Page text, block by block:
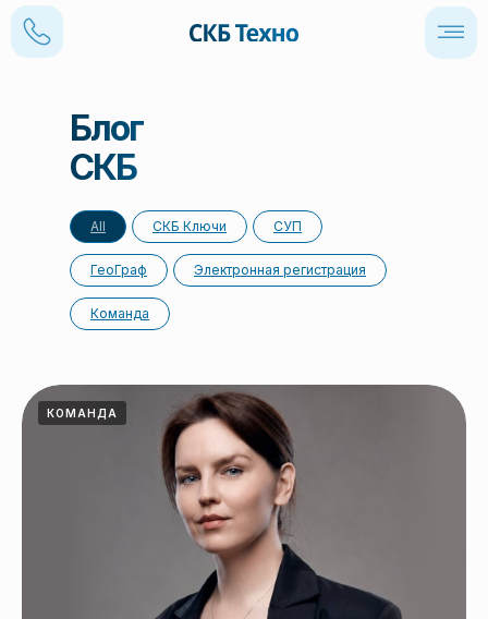
Блог
СКБ
Техно
All СКБ Ключи СУП
ГеоГраф Электронная регистрация
Команда
КОМАНДА